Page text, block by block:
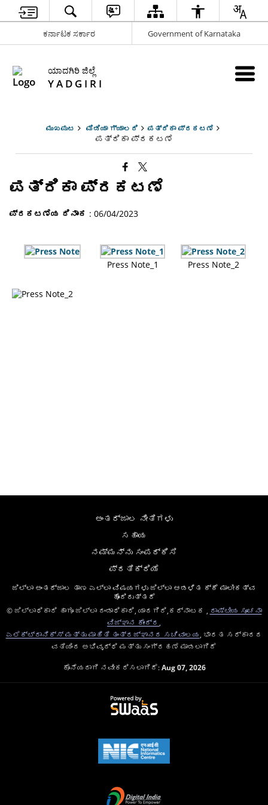
ಕರ್ನಾಟಕ ಸರ್ಕಾರ Government of Karnataka
ಯಾದಗಿರಿ ಜಿಲ್ಲೆ
Y A D G I R I
ಮುಖಪುಟ ಮಿಡಿಯಾ ಗ್ಯಾಲರಿ ಪತ್ರಿಕಾ ಪ್ರಕಟಣೆ
ಪತ್ರಿಕಾ ಪ್ರಕಟಣೆ
ಪತ್ರಿಕಾ ಪ್ರಕಟಣೆ
ಪ್ರಕಟಣೆಯ ದಿನಾಂಕ : 06/04/2023
Press Note_1 Press Note_2
ಅಂತರ್ಜಾಲ ನೀತಿಗಳು
ಸಹಾಯ
ನಮ್ಮನ್ನು ಸಂಪರ್ಕಿಸಿ
ಪ್ರತಿಕ್ರಿಯೆ
ಜಿಲ್ಲಾ ಅಂತರ್ಜಾಲ ತಾಣ ಎಲ್ಲಾ ವಿಷಯಗಳು ಜಿಲ್ಲಾ ಆಡಳಿತ ಕ್ಕೆ ಮಾಲೀಕತ್ವ
ಹೊಂದಿರುತ್ತದೆ
© ಜಿಲ್ಲಾಧಿಕಾರಿ ಹಾಗೂ ಜಿಲ್ಲಾ ದಂಡಾಧಿಕಾರಿ, ಯಾದಗಿರಿ,ಕರ್ನಾಟಕ ,
ರಾಷ್ಟೀಯ ಸೂಚನಾ
ವಿಜ್ಞಾನ ಕೇಂದ್ರ
ಎಲೆಕ್ಟ್ರಾನಿಕ್ಸ್ ಮತ್ತು ಮಾಹಿತಿ ತಂತ್ರಜ್ಞಾನದ ಸಚಿವಾಲಯ , ಭಾರತ ಸರ್ಕಾರದ
ವತಿಯಿಂದ ಅಭಿವೃದ್ಧಿ ಮತ್ತು ಸಂಗ್ರಹಣೆ ಮಾಡಲಾಗಿದೆ
ಕೊನೆಯದಾಗಿ ನವೀಕರಿಸಲಾಗಿದೆ:Aug 07, 2026